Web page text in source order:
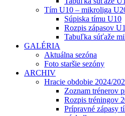
Tím U10 – mikroliga
Súpiska tímu U10
Rozpis zápasov
Tabuľka súťaže
GALÉRIA
Aktuálna sezóna
Foto staršie sezóny
ARCHIV
Hracie obdobie 2024/
Zoznam trénerov
Rozpis tréningov
Prípravné zápasy